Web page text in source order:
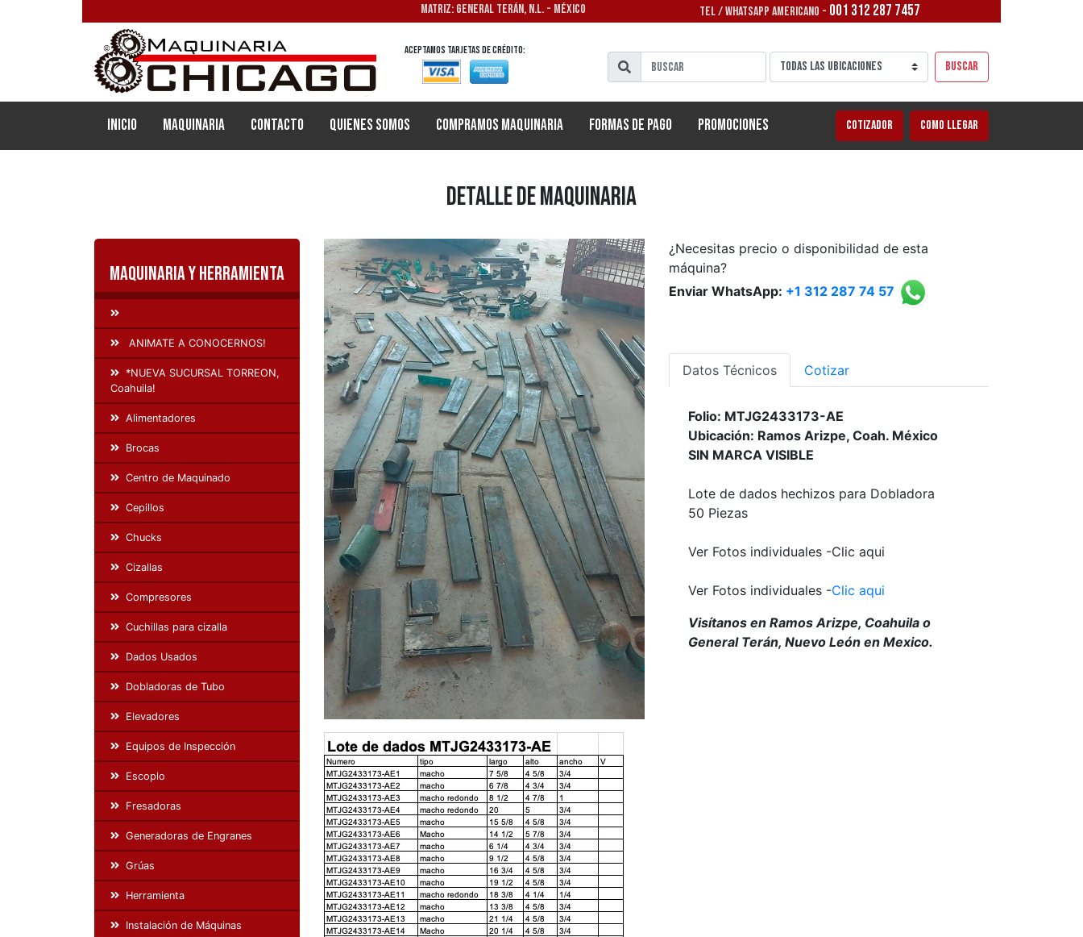
MATRIZ: GENERAL TERÁN, N.L. - MÉXICO TEL / WHATSAPP AMERICANO - 001 312 287 7457
Aceptamos tarjetas de crédito:
Buscar
Inicio (current)
Maquinaria Contacto Quienes Somos Compramos Maquinaria Formas de Pago Promociones Cotizador Como llegar
Detalle de Maquinaria
¿Necesitas precio o disponibilidad de esta
máquina?
Enviar WhatsApp: +1 312 287 74 57
Datos Técnicos Cotizar
Folio: MTJG2433173-AE
Ubicación: Ramos Arizpe, Coah. México
SIN MARCA VISIBLE
Lote de dados hechizos para Dobladora
50 Piezas
Ver Fotos individuales -Clic aqui
Ver Fotos individuales -Clic aqui
Visítanos en Ramos Arizpe, Coahuila o
General Terán, Nuevo León en Mexico.
Maquinaria y Herramienta
ANIMATE A CONOCERNOS!
*NUEVA SUCURSAL TORREON,
Coahuila!
Alimentadores
Brocas
Centro de Maquinado
Cepillos
Chucks
Cizallas
Compresores
Cuchillas para cizalla
Dados Usados
Dobladoras de Tubo
Elevadores
Equipos de Inspección
Escoplo
Fresadoras
Generadoras de Engranes
Grúas
Herramienta
Instalación de Máquinas